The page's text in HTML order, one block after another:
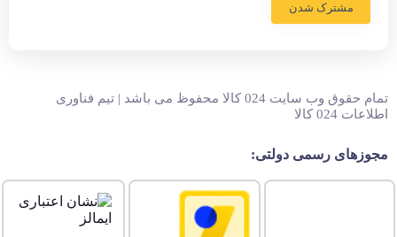
مشترک شدن
تمام حقوق وب سایت 024 کالا محفوظ می باشد | تیم فناوری
اطلاعات 024 کالا
مجوزهای رسمی دولتی: